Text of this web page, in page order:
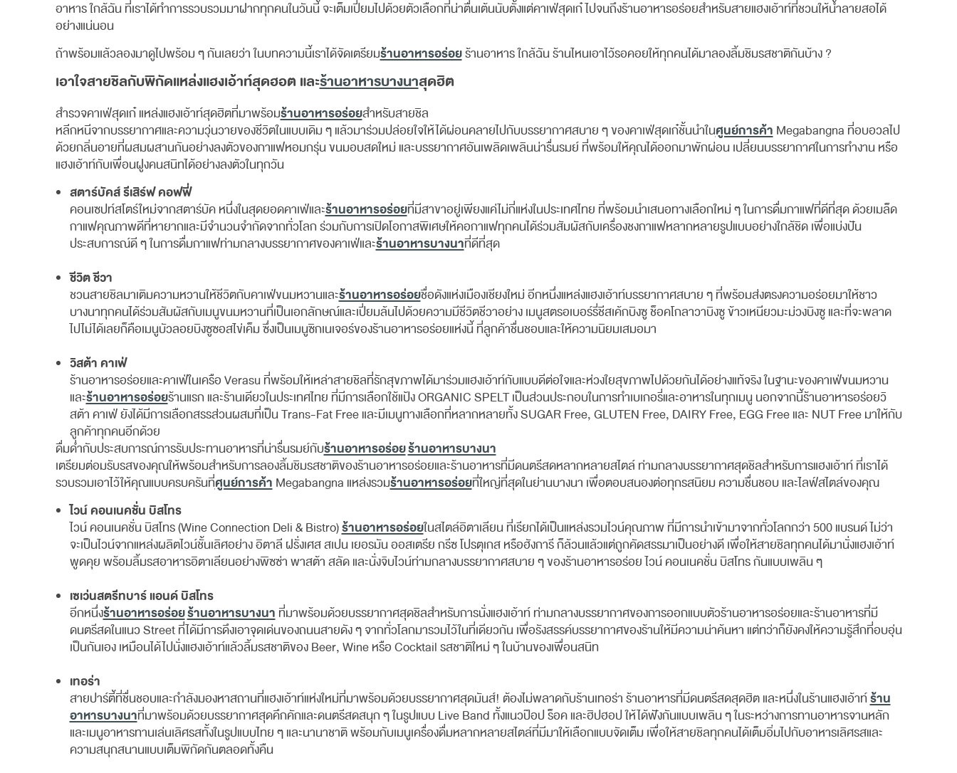
อาหาร ใกล้ฉัน ที่เราได้ทำการรวบรวมมาฝากทุกคนในวันนี้ จะเต็มเปี่ยมไปด้วยตัวเลือกที่น่าตื่นเต้นนับตั้งแต่คาเฟ่สุดเก๋ไปจนถึงร้านอาหารอร่อยสำหรับสายแฮงเอ้าท์ที่ชวนให้น้ำลายสอได้
อย่างแน่นอน
ถ้าพร้อมแล้วลองมาดูไปพร้อม ๆ กันเลยว่า ในบทความนี้เราได้จัดเตรียมร้านอาหารอร่อยร้านอาหาร ใกล้ฉัน ร้านไหนเอาไว้รอคอยให้ทุกคนได้มาลองลิ้มชิมรสชาติกันบ้าง ?
เอาใจสายชิลกับพิกัดแหล่งแฮงเอ้าท์สุดฮอต และร้านอาหารบางนาสุดฮิต
สำรวจคาเฟ่สุดเก๋ แหล่งแฮงเอ้าท์สุดฮิตที่มาพร้อมร้านอาหารอร่อยสำหรับสายชิล
หลีกหนีจากบรรยากาศและความวุ่นวายของชีวิตในแบบเดิม ๆ แล้วมาร่วมปล่อยใจให้ได้ผ่อนคลายไปกับบรรยากาศสบาย ๆ ของคาเฟ่สุดเก๋ชั้นนำในศูนย์การค้า Megabangna ที่อบอวลไป
ด้วยกลิ่นอายที่ผสมผสานกันอย่างลงตัวของกาแฟหอมกรุ่น ขนมอบสดใหม่ และบรรยากาศอันเพลิดเพลินน่ารื่นรมย์ ที่พร้อมให้คุณได้ออกมาพักผ่อน เปลี่ยนบรรยากาศในการทำงาน หรือ
แฮงเอ้าท์กับเพื่อนฝูงคนสนิทได้อย่างลงตัวในทุกวัน
สตาร์บัคส์ รีเสิร์ฟ คอฟฟี่
คอนเซปท์สโตร์ใหม่จากสตาร์บัค หนึ่งในสุดยอดคาเฟ่และร้านอาหารอร่อยที่มีสาขาอยู่เพียงแค่ไม่กี่แห่งในประเทศไทย ที่พร้อมนำเสนอทางเลือกใหม่ ๆ ในการดื่มกาแฟที่ดีที่สุด ด้วยเมล็ด
กาแฟคุณภาพดีที่หายากและมีจำนวนจำกัดจากทั่วโลก ร่วมกับการเปิดโอกาสพิเศษให้คอกาแฟทุกคนได้ร่วมสัมผัสกับเครื่องชงกาแฟหลากหลายรูปแบบอย่างใกล้ชิด เพื่อแบ่งปัน
ประสบการณ์ดี ๆ ในการดื่มกาแฟท่ามกลางบรรยากาศของคาเฟ่และร้านอาหารบางนาที่ดีที่สุด
ชีวิต ชีวา
ชวนสายชิลมาเติมความหวานให้ชีวิตกับคาเฟ่ขนมหวานและร้านอาหารอร่อยชื่อดังแห่งเมืองเชียงใหม่ อีกหนึ่งแหล่งแฮงเอ้าท์บรรยากาศสบาย ๆ ที่พร้อมส่งตรงความอร่อยมาให้ชาว
บางนาทุกคนได้ร่วมสัมผัสกับเมนูขนมหวานที่เป็นเอกลักษณ์และเปี่ยมล้นไปด้วยความมีชีวิตชีวาอย่าง เมนูสตรอเบอร์รี่ชีสเค้กบิงซู ช็อคโกลาวาบิงซู ข้าวเหนียวมะม่วงบิงซู และที่จะพลาด
ไปไม่ได้เลยก็คือเมนูบัวลอยบิงซูซอสไข่เค็ม ซึ่งเป็นเมนูซิกเนเจอร์ของร้านอาหารอร่อยแห่งนี้ ที่ลูกค้าชื่นชอบและให้ความนิยมเสมอมา
วิสต้า คาเฟ่
ร้านอาหารอร่อยและคาเฟ่ในเครือ Verasu ที่พร้อมให้เหล่าสายชิลที่รักสุขภาพได้มาร่วมแฮงเอ้าท์กับแบบดีต่อใจและห่วงใยสุขภาพไปด้วยกันได้อย่างแท้จริง ในฐานะของคาเฟ่ขนมหวาน
และร้านอาหารอร่อยร้านแรก และร้านเดียวในประเทศไทย ที่มีการเลือกใช้แป้ง ORGANIC SPELT เป็นส่วนประกอบในการทําเบเกอรี่และอาหารในทุกเมนู นอกจากนี้ร้านอาหารอร่อยวิ
สต้า คาเฟ่ ยังได้มีการเลือกสรรส่วนผสมที่เป็น Trans-Fat Free และมีเมนูทางเลือกที่หลากหลายทั้ง SUGAR Free, GLUTEN Free, DAIRY Free, EGG Free และ NUT Free มาให้กับ
ลูกค้าทุกคนอีกด้วย
ดื่มด่ำกับประสบการณ์การรับประทานอาหารที่น่ารื่นรมย์กับร้านอาหารอร่อยร้านอาหารบางนา
เตรียมต่อมรับรสของคุณให้พร้อมสำหรับการลองลิ้มชิมรสชาติของร้านอาหารอร่อยและร้านอาหารที่มีดนตรีสดหลากหลายสไตล์ ท่ามกลางบรรยากาศสุดชิลสำหรับการแฮงเอ้าท์ ที่เราได้
รวบรวมเอาไว้ให้คุณแบบครบครันที่ศูนย์การค้า Megabangna แหล่งรวมร้านอาหารอร่อยที่ใหญ่ที่สุดในย่านบางนา เพื่อตอบสนองต่อทุกรสนิยม ความชื่นชอบ และไลฟ์สไตล์ของคุณ
ไวน์ คอนเนคชั่น บิสโทร
ไวน์ คอนเนคชั่น บิสโทร (Wine Connection Deli & Bistro)ร้านอาหารอร่อยในสไตล์อิตาเลียน ที่เรียกได้เป็นแหล่งรวมไวน์คุณภาพ ที่มีการนำเข้ามาจากทั่วโลกกว่า 500 แบรนด์ ไม่ว่า
จะเป็นไวน์จากแหล่งผลิตไวน์ชั้นเลิศอย่าง อิตาลี ฝรั่งเศส สเปน เยอรมัน ออสเตรีย กรีซ โปรตุเกส หรือฮังการี ก็ล้วนแล้วแต่ถูกคัดสรรมาเป็นอย่างดี เพื่อให้สายชิลทุกคนได้มานั่งแฮงเอ้าท์
พูดคุย พร้อมลิ้มรสอาหารอิตาเลียนอย่างพิซซ่า พาสต้า สลัด และนั่งจิบไวน์ท่ามกลางบรรยากาศสบาย ๆ ของร้านอาหารอร่อย ไวน์ คอนเนคชั่น บิสโทร กันแบบเพลิน ๆ
เซเว่นสตรีทบาร์ แอนด์ บิสโทร
อีกหนึ่งร้านอาหารอร่อยร้านอาหารบางนา ที่มาพร้อมด้วยบรรยากาศสุดชิลสำหรับการนั่งแฮงเอ้าท์ ท่ามกลางบรรยากาศของการออกแบบตัวร้านอาหารอร่อยและร้านอาหารที่มี
ดนตรีสดในแนว Street ที่ได้มีการดึงเอาจุดเด่นของถนนสายดัง ๆ จากทั่วโลกมารวมไว้ในที่เดียวกัน เพื่อรังสรรค์บรรยากาศของร้านให้มีความน่าค้นหา แต่ทว่าก็ยังคงให้ความรู้สึกที่อบอุ่น
เป็นกันเอง เหมือนได้ไปนั่งแฮงเอ้าท์แล้วลิ้มรสชาติของ Beer, Wine หรือ Cocktail รสชาติใหม่ ๆ ในบ้านของเพื่อนสนิท
เทอร่า
สายปาร์ตี้ที่ชื่นชอบและกำลังมองหาสถานที่แฮงเอ้าท์แห่งใหม่ที่มาพร้อมด้วยบรรยากาศสุดมันส์! ต้องไม่พลาดกับร้านเทอร่า ร้านอาหารที่มีดนตรีสดสุดฮิต และหนึ่งในร้านแฮงเอ้าท์ร้าน
อาหารบางนาที่มาพร้อมด้วยบรรยากาศสุดคึกคักและดนตรีสดสนุก ๆ ในรูปแบบ Live Band ทั้งแนวป๊อป ร็อค และฮิปฮอป ให้ได้ฟังกันแบบเพลิน ๆ ในระหว่างการทานอาหารจานหลัก
และเมนูอาหารทานเล่นเลิศรสทั้งในรูปแบบไทย ๆ และนานาชาติ พร้อมกับเมนูเครื่องดื่มหลากหลายสไตล์ที่มีมาให้เลือกแบบจัดเต็ม เพื่อให้สายชิลทุกคนได้เต็มอิ่มไปกับอาหารเลิศรสและ
ความสนุกสนานแบบเต็มพิกัดกันตลอดทั้งคืน